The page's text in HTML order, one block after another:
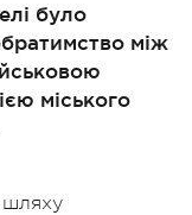
було
між
міського
шляху